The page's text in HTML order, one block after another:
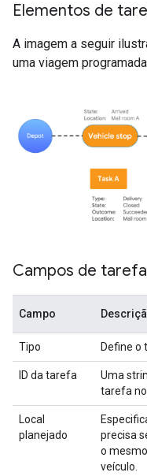
Elementos de
A imagem a seguir
uma viagem
Campos de
Campo
Tipo Define o
ID da tarefa
Uma
tarefa
Local
planejado
precisa
o
veículo.